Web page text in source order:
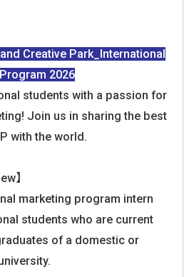
Creative Park_International
2026
students with a passion for
Join us in sharing the best
with the world.
】
marketing program intern
students who are current
of a domestic or